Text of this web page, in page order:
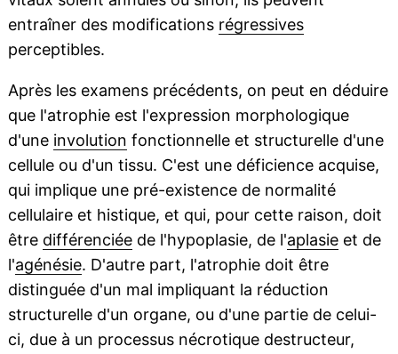
entraîner des modifications régressives
perceptibles.
Après les examens précédents, on peut en déduire
que l'atrophie est l'expression morphologique
d'une involution fonctionnelle et structurelle d'une
cellule ou d'un tissu. C'est une déficience acquise,
qui implique une pré-existence de normalité
cellulaire et histique, et qui, pour cette raison, doit
être différenciéede l'hypoplasie, de l'aplasieet de
l'agénésie. D'autre part, l'atrophie doit être
distinguée d'un mal impliquant la réduction
structurelle d'un organe, ou d'une partie de celui-
ci, due à un processus nécrotique destructeur,